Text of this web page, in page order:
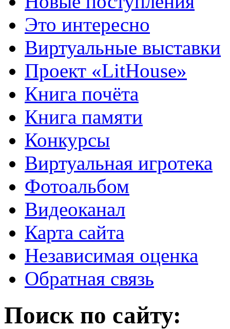
Это интересно
Виртуальные выставки
Проект «LitHouse»
Книга почёта
Книга памяти
Конкурсы
Виртуальная игротека
Фотоальбом
Видеоканал
Карта сайта
Независимая оценка
Обратная связь
Поиск по сайту: